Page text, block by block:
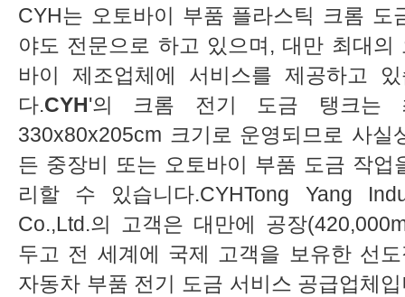
CYH는 오토바이 부품 플라스틱 크롬 도
야도 전문으로 하고 있으며, 대만 최대의
바이 제조업체에 서비스를 제공하고 있
다.CYH'의 크롬 전기 도금 탱크는
330x80x205cm 크기로 운영되므로 사실
든 중장비 또는 오토바이 부품 도금 작업
리할 수 있습니다.CYHTong Yang
Co.,Ltd.의 고객은 대만에 공장
두고 전 세계에 국제 고객을 보유한 선도
자동차 부품 전기 도금 서비스 공급업체